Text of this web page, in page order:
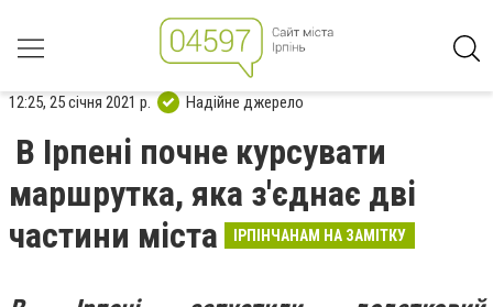
12:25, 25 січня 2021 р. Надійне джерело
В Ірпені почне курсувати
маршрутка, яка з'єднає дві
частини міста
ІРПІНЧАНАМ НА ЗАМІТКУ